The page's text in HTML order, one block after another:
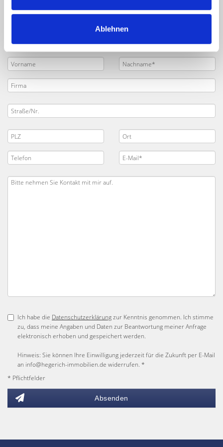
Ablehnen
Ich habe die Datenschutzerklärungzur Kenntnis genommen. Ich stimme
zu, dass meine Angaben und Daten zur Beantwortung meiner Anfrage
elektronisch erhoben und gespeichert werden.
Hinweis: Sie können Ihre Einwilligung jederzeit für die Zukunft per E-Mail
an info@hegerich-immobilien.de widerrufen. *
* Pflichtfelder
Absenden